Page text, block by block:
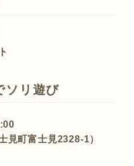
ソリ遊び
見町富士見2328-1）